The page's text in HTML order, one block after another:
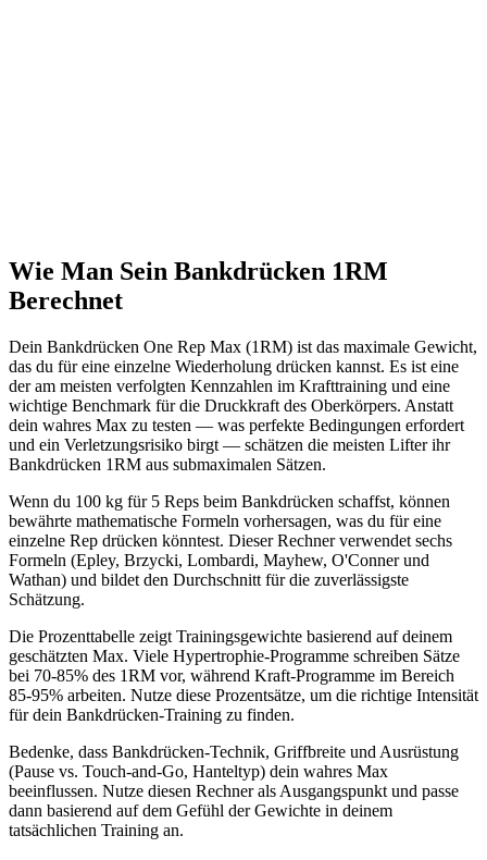
Wie Man Sein Bankdrücken 1RM
Berechnet
Dein Bankdrücken One Rep Max (1RM) ist das maximale Gewicht,
das du für eine einzelne Wiederholung drücken kannst. Es ist eine
der am meisten verfolgten Kennzahlen im Krafttraining und eine
wichtige Benchmark für die Druckkraft des Oberkörpers. Anstatt
dein wahres Max zu testen — was perfekte Bedingungen erfordert
und ein Verletzungsrisiko birgt — schätzen die meisten Lifter ihr
Bankdrücken 1RM aus submaximalen Sätzen.
Wenn du 100 kg für 5 Reps beim Bankdrücken schaffst, können
bewährte mathematische Formeln vorhersagen, was du für eine
einzelne Rep drücken könntest. Dieser Rechner verwendet sechs
Formeln (Epley, Brzycki, Lombardi, Mayhew, O'Conner und
Wathan) und bildet den Durchschnitt für die zuverlässigste
Schätzung.
Die Prozenttabelle zeigt Trainingsgewichte basierend auf deinem
geschätzten Max. Viele Hypertrophie-Programme schreiben Sätze
bei 70-85% des 1RM vor, während Kraft-Programme im Bereich
85-95% arbeiten. Nutze diese Prozentsätze, um die richtige Intensität
für dein Bankdrücken-Training zu finden.
Bedenke, dass Bankdrücken-Technik, Griffbreite und Ausrüstung
(Pause vs. Touch-and-Go, Hanteltyp) dein wahres Max
beeinflussen. Nutze diesen Rechner als Ausgangspunkt und passe
dann basierend auf dem Gefühl der Gewichte in deinem
tatsächlichen Training an.